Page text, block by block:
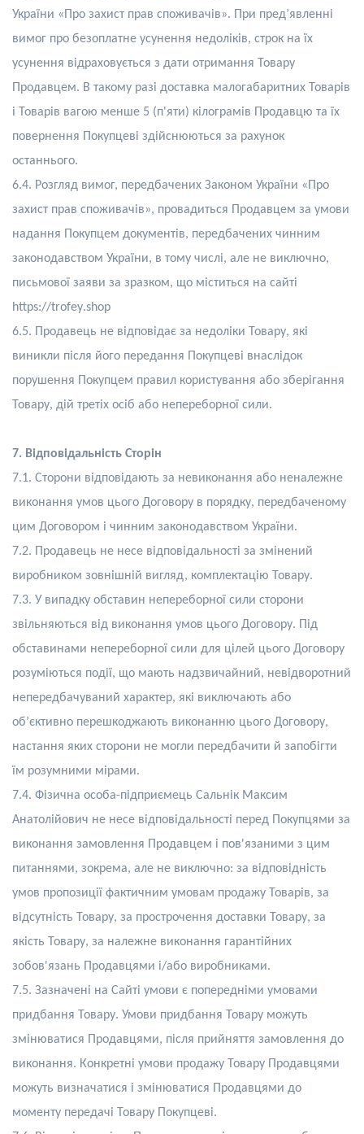
України «Про захист прав споживачів». При пред’явленні
вимог про безоплатне усунення недоліків, строк на їх
усунення відраховується з дати отримання Товару
Продавцем. В такому разі доставка малогабаритних Товарів
і Товарів вагою менше 5 (п'яти) кілограмів Продавцю та їх
повернення Покупцеві здійснюються за рахунок
останнього.
6.4. Розгляд вимог, передбачених Законом України «Про
захист прав споживачів», провадиться Продавцем за умови
надання Покупцем документів, передбачених чинним
законодавством України, в тому числі, але не виключно,
письмової заяви за зразком, що міститься на сайті
https://trofey.shop
6.5. Продавець не відповідає за недоліки Товару, які
виникли після його передання Покупцеві внаслідок
порушення Покупцем правил користування або зберігання
Товару, дій третіх осіб або непереборної сили.
7. Відповідальність Сторін
7.1. Сторони відповідають за невиконання або неналежне
виконання умов цього Договору в порядку, передбаченому
цим Договором і чинним законодавством України.
7.2. Продавець не несе відповідальності за змінений
виробником зовнішній вигляд, комплектацію Товару.
7.3. У випадку обставин непереборної сили сторони
звільняються від виконання умов цього Договору. Під
обставинами непереборної сили для цілей цього Договору
розуміються події, що мають надзвичайний, невідворотний
непередбачуваний характер, які виключають або
об’єктивно перешкоджають виконанню цього Договору,
настання яких сторони не могли передбачити й запобігти
їм розумними мірами.
7.4. Фізична особа-підприємець Сальнік Максим
Анатолійович не несе відповідальності перед Покупцями за
виконання замовлення Продавцем і пов'язаними з цим
питаннями, зокрема, але не виключно: за відповідність
умов пропозиції фактичним умовам продажу Товарів, за
відсутність Товару, за прострочення доставки Товару, за
якість Товару, за належне виконання гарантійних
зобов'язань Продавцями і/або виробниками.
7.5. Зазначені на Сайті умови є попередніми умовами
придбання Товару. Умови придбання Товару можуть
змінюватися Продавцями, після прийняття замовлення до
виконання. Конкретні умови продажу Товару Продавцями
можуть визначатися і змінюватися Продавцями до
моменту передачі Товару Покупцеві.